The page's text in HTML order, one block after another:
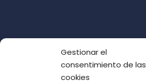
Gestionar el
consentimiento de las
cookies